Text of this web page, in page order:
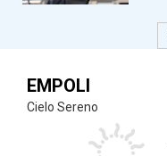
EMPOLI
Cielo Sereno